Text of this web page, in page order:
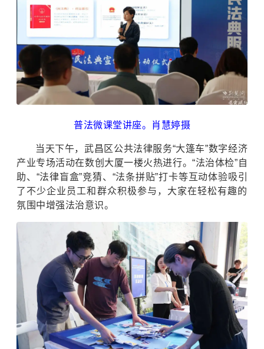
普法微课堂讲座。肖慧婷摄
当天下午，武昌区公共法律服务“大篷车”数字经济
产业专场活动在数创大厦一楼火热进行。“法治体检”自
助、“法律盲盒”竞猜、“法条拼贴”打卡等互动体验吸引
了不少企业员工和群众积极参与，大家在轻松有趣的
氛围中增强法治意识。